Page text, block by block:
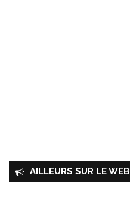
AILLEURS SUR LE WEB